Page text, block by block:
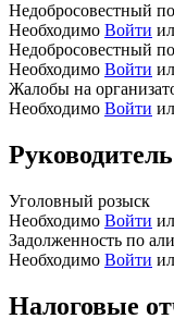
Недобросовестный
Необходимо Войти
Недобросовестный
Необходимо Войти
Жалобы на
Необходимо Войти
Руководитель
Уголовный розыск
Необходимо Войти
Задолженность по
Необходимо Войти
Налоговые